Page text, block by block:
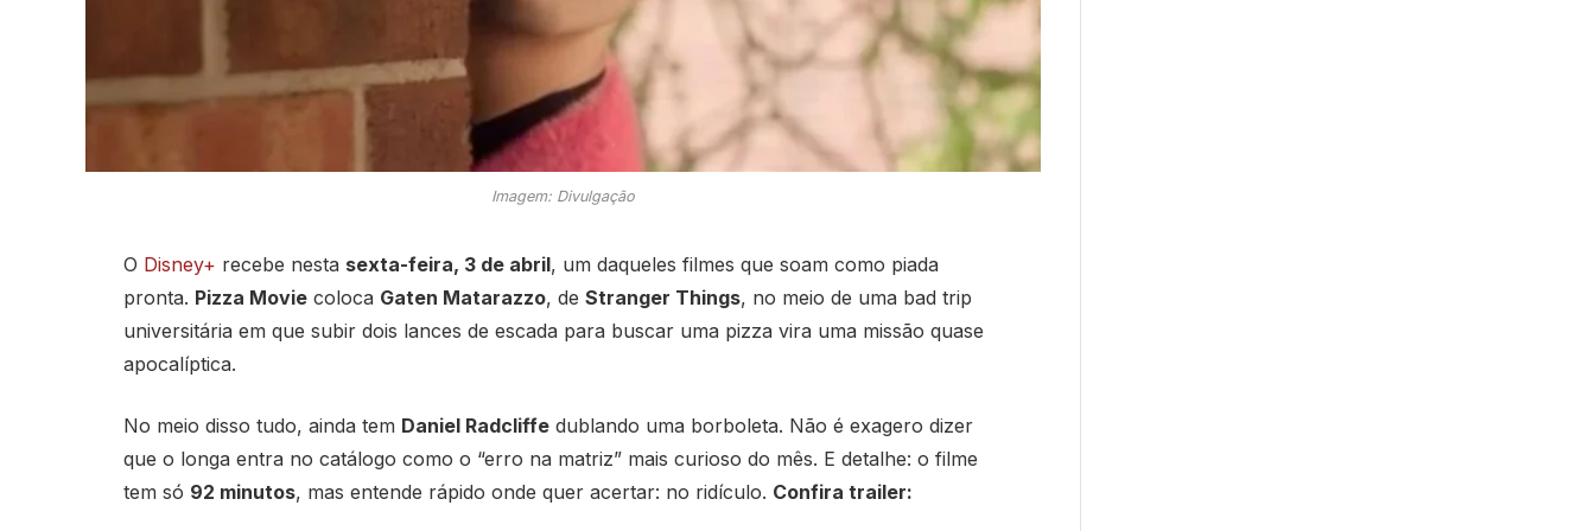
Imagem: Divulgação
O Disney+ recebe nesta sexta-feira, 3 de abril, um daqueles filmes que soam como piada
pronta. Pizza Moviecoloca Gaten Matarazzo, de Stranger Things, no meio de uma bad trip
universitária em que subir dois lances de escada para buscar uma pizza vira uma missão quase
apocalíptica.
No meio disso tudo, ainda tem Daniel Radcliffedublando uma borboleta. Não é exagero dizer
que o longa entra no catálogo como o “erro na matriz” mais curioso do mês. E detalhe: o filme
tem só 92 minutos, mas entende rápido onde quer acertar: no ridículo. Confira trailer: